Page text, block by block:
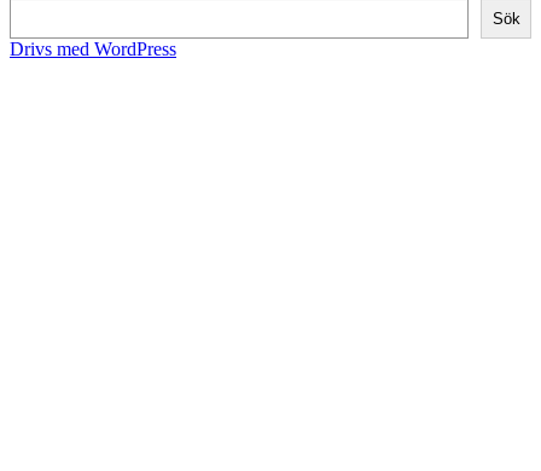
Sök
Drivs med WordPress